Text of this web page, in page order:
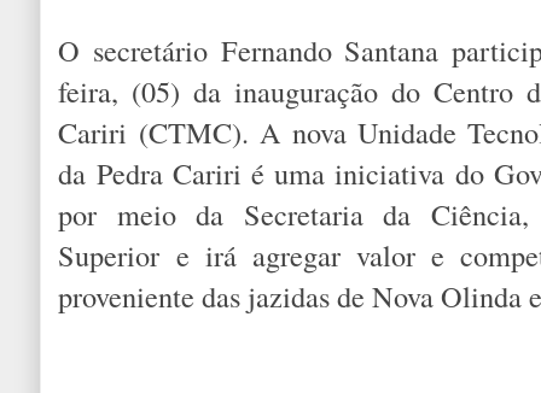
O secretário Fernando Santana
feira, (05) da inauguração do Centro
Cariri (CTMC). A nova Unidade
da Pedra Cariri é uma iniciativa do
por meio da Secretaria da Ciência,
Superior e irá agregar valor e
proveniente das jazidas de Nova Olinda